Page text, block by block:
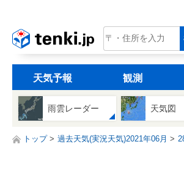
tenki.jp
天気予報 観測
雨雲レーダー 天気図
トップ 過去天気(実況天気)2021年06月